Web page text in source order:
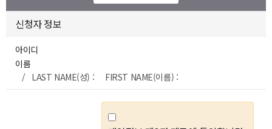
신청자 정보
아이디
이름
/ LAST NAME(성) : FIRST NAME(이름) :